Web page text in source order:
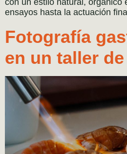
ensayos hasta la actuación
Fotografía
en un taller